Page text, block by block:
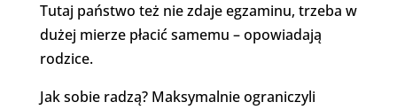
Tutaj państwo też nie zdaje egzaminu, trzeba w
dużej mierze płacić samemu – opowiadają
rodzice.
Jak sobie radzą? Maksymalnie ograniczyli